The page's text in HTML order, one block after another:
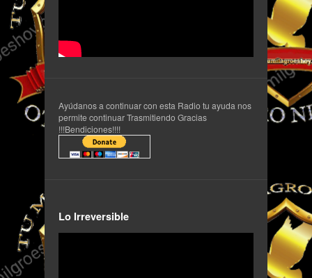
Ayúdanos a continuar con esta Radio tu ayuda nos
permite continuar Trasmitiendo Gracias
!!!Bendiciones!!!!
Lo Irreversible